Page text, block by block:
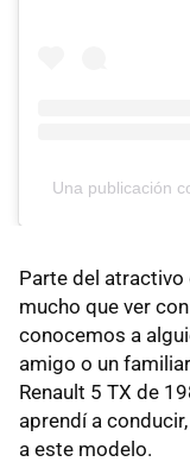
Una publicación
Parte del atractivo
mucho que ver
conocemos a
amigo o un
Renault 5 TX de
aprendí a
a este modelo.